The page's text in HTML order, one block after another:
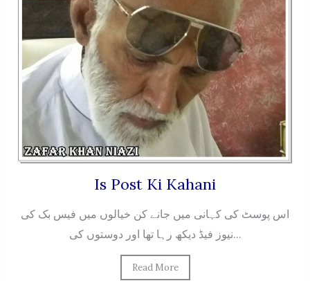
Is Post Ki Kahani
اس پوسٹ کی کہانی میں جانے کن خیالوں میں فیس بک کی
نیوز فیڈ دیکھ رہا تھا اور دوستوں کی...
Read More